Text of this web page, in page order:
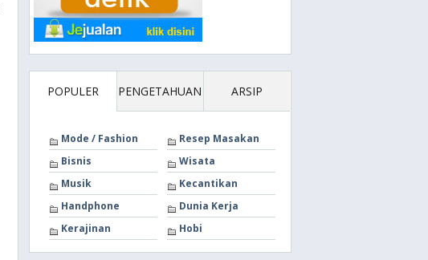
POPULER PENGETAHUAN ARSIP
Mode / Fashion
Resep Masakan
Bisnis
Wisata
Musik
Kecantikan
Handphone
Dunia Kerja
Kerajinan
Hobi